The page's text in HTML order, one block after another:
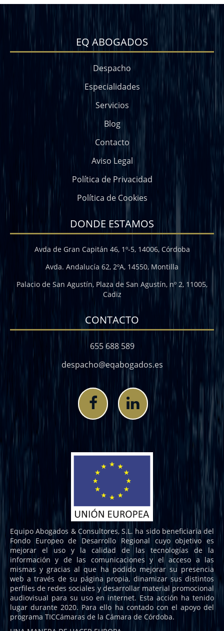
EQ ABOGADOS
Despacho
Especialidades
Servicios
Blog
Contacto
Aviso Legal
Política de Privacidad
Política de Cookies
DONDE ESTAMOS
Avda de Gran Capitán 46, 1º-5, 14006, Córdoba
Avda. Andalucía 62, 2ºA, 14550, Montilla
Palacio de San Agustín, Plaza de San Agustín, nº 2, 11005,
Cadiz
CONTACTO
655 688 589
despacho@eqabogados.es
Equipo Abogados & Consultores, S.L. ha sido beneficiaria del
Fondo Europeo de Desarrollo Regional cuyo objetivo es
mejorar el uso y la calidad de las tecnologías de la
información y de las comunicaciones y el acceso a las
mismas y gracias al que ha podido mejorar su presencia
web a través de su página propia, dinamizar sus distintos
perfiles de redes sociales y desarrollar material promocional
audiovisual para su uso en internet. Esta acción ha tenido
lugar durante 2020. Para ello ha contado con el apoyo del
programa TICCámaras de la Cámara de Córdoba.